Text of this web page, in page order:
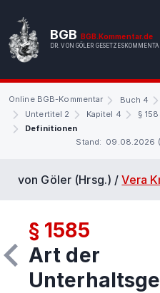
BGB BGB.Kommentar.de
DR. VON GÖLER
Online BGB-Kommentar Buch 4
Untertitel 2
Kapitel 4
§
Definitionen
Stand: 09.08.2026
von Göler (Hrsg.) /Vera
§ 1585
Art der